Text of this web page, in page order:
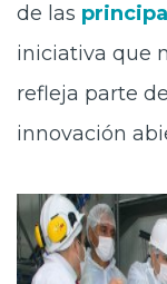
de las
iniciativa que
refleja parte
innovación